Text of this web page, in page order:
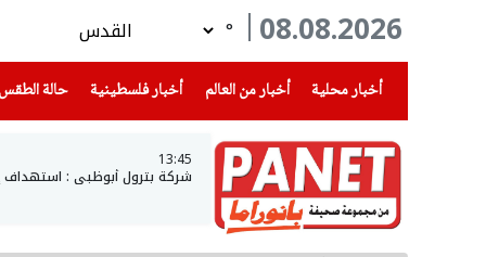
08.08.2026
°
أخبار محلية
(current) أخبار من العالم أخبار فلسطينية(current) حالة الطقس
13:45
شركة بترول أبوظبي :